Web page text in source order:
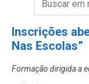
Inscrições
Nas Escolas”
Formação dirigida a